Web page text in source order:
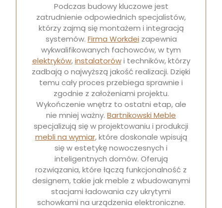
Podczas budowy kluczowe jest
zatrudnienie odpowiednich specjalistów,
którzy zajmą się montażem i integracją
systemów. Firma Workdei zapewnia
wykwalifikowanych fachowców, w tym
elektryków,instalatorówi techników, którzy
zadbają o najwyższą jakość realizacji. Dzięki
temu cały proces przebiega sprawnie i
zgodnie z założeniami projektu.
Wykończenie wnętrz to ostatni etap, ale
nie mniej ważny. Bartnikowski Meble
specjalizują się w projektowaniu i produkcji
mebli na wymiar, które doskonale wpisują
się w estetykę nowoczesnych i
inteligentnych domów. Oferują
rozwiązania, które łączą funkcjonalność z
designem, takie jak meble z wbudowanymi
stacjami ładowania czy ukrytymi
schowkami na urządzenia elektroniczne.